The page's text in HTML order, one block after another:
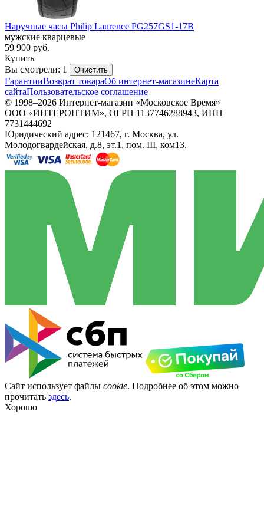
Наручные часы Philip Laurence PG257GS1-17B
мужские кварцевые
59 900 руб.
Купить
Вы смотрели: 1
Очистить
ГарантииВозврат товараОб интернет-магазинеКарта
сайтаПользовательское соглашение
© 1998–2026 Интернет-магазин «Московское Время»
ООО «ИНТЕРОПТИМ», ОГРН 1137746288943, ИНН
7731444692
Юридический адрес: 121467, г. Москва, ул.
Молодогвардейская, д.8, эт.1, пом. III, ком13.
Сайт использует файлы cookie. Подробнее об этом можно
прочитать здесь.
Хорошо